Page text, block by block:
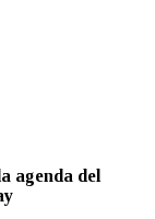
agenda del